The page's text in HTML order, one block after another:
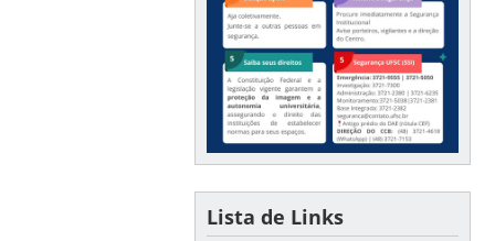
Lista de Links